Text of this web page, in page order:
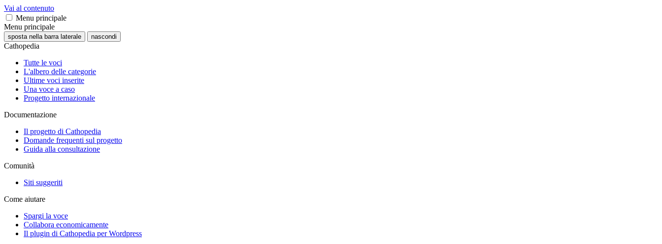
Vai al contenuto
Menu principale
Menu principale
sposta nella barra laterale nascondi
Cathopedia
Tutte le voci
L'albero delle categorie
Ultime voci inserite
Una voce a caso
Progetto internazionale
Documentazione
Il progetto di Cathopedia
Domande frequenti sul progetto
Guida alla consultazione
Comunità
Siti suggeriti
Come aiutare
Spargi la voce
Collabora economicamente
Il plugin di Cathopedia per Wordpress